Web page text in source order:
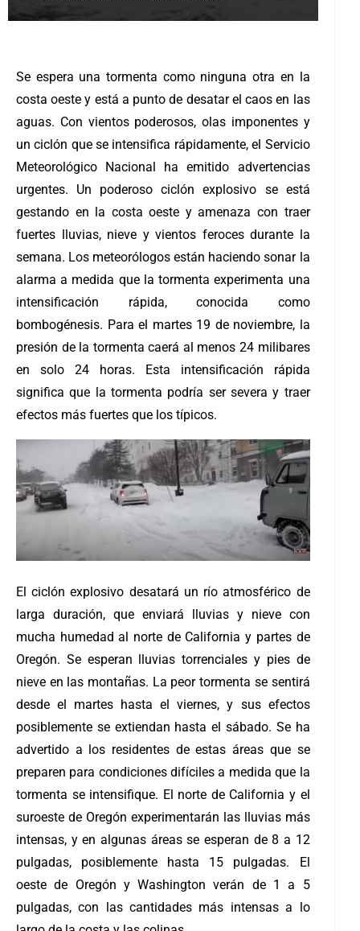
Se espera una tormenta como ninguna otra en la
costa oeste y está a punto de desatar el caos en las
aguas. Con vientos poderosos, olas imponentes y
un ciclón que se intensifica rápidamente, el Servicio
Meteorológico Nacional ha emitido advertencias
urgentes. Un poderoso ciclón explosivo se está
gestando en la costa oeste y amenaza con traer
fuertes lluvias, nieve y vientos feroces durante la
semana. Los meteorólogos están haciendo sonar la
alarma a medida que la tormenta experimenta una
intensificación rápida, conocida como
bombogénesis. Para el martes 19 de noviembre, la
presión de la tormenta caerá al menos 24 milibares
en solo 24 horas. Esta intensificación rápida
significa que la tormenta podría ser severa y traer
efectos más fuertes que los típicos.
El ciclón explosivo desatará un río atmosférico de
larga duración, que enviará lluvias y nieve con
mucha humedad al norte de California y partes de
Oregón. Se esperan lluvias torrenciales y pies de
nieve en las montañas. La peor tormenta se sentirá
desde el martes hasta el viernes, y sus efectos
posiblemente se extiendan hasta el sábado. Se ha
advertido a los residentes de estas áreas que se
preparen para condiciones difíciles a medida que la
tormenta se intensifique. El norte de California y el
suroeste de Oregón experimentarán las lluvias más
intensas, y en algunas áreas se esperan de 8 a 12
pulgadas, posiblemente hasta 15 pulgadas. El
oeste de Oregón y Washington verán de 1 a 5
pulgadas, con las cantidades más intensas a lo